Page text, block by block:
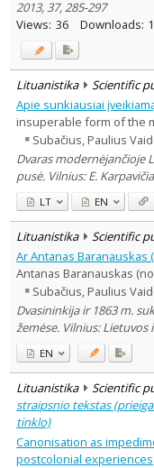
2013, 37, 285-297
Views: 36 Downloads:
Lituanistika Scientific
Apie sunkiausiai
insuperable form of the
Subačius, Paulius
Dvaras modernėjančioje
pusė. Vilnius: E.
LT EN
Lituanistika Scientific
Ar Antanas Baranauskas
Antanas Baranauskas
Subačius, Paulius
Dvasininkija ir 1863 m.
žemėse. Vilnius:
EN
Lituanistika Scientific
straipsnio tekstas
tinklo)
Canonisation as
postcolonial experiences